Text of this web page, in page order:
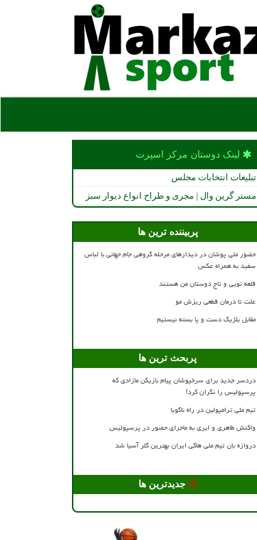
لینک دوستان مركز اسپرت
تبلیغات انتخابات مجلس
مستر گرین وال | مجری و طراح انواع دیوار سبز
پربیننده ترین ها
حضور ملی پوشان در دیدارهای مرحله گروهی جام جهانی با لباس
سفید به همراه عکس
قلعه نویی و تاج دوستان من هستند
علت تا درمان قطعی ریزش مو
مقابل بلژیک دست و پا بسته نیستیم
پربحث ترین ها
دردسر جدید برای سرخپوشان پیام بازیکن مازادی که
پرسپولیس را نگران کرد!
تیم ملی ترامپولین در راه ناگویا
واکنش طاهری و ایری به ماجرای حضور در پرسپولیس
دروازه بان تیم ملی هاکی ایران بهترین گلر آسیا شد
جدیدترین ها